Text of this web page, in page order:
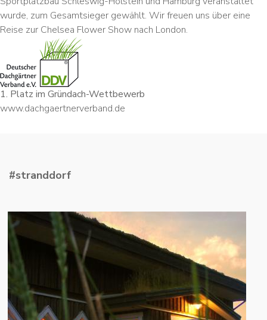
wurde, zum Gesamtsieger gewählt. Wir freuen uns über eine
Reise zur Chelsea Flower Show nach London.
1. Platz im Gründach-Wettbewerb
www.dachgaertnerverband.de
#stranddorf